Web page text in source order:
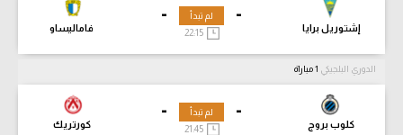
-
إشتوريل برايا
-
فاماليساو
لم تبدأ
22:15
الدوري البلجيكي
-
كلوب بروج
-
كورتريك
لم تبدأ
21:45